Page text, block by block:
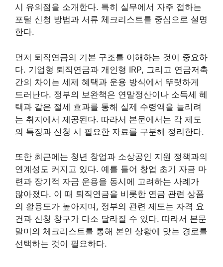
시 유의점을 소개한다. 특히 실무에서 자주 접하는
포털 신청 방법과 서류 체크리스트를 중심으로 설명
한다.
먼저 퇴직연금의 기본 구조를 이해하는 것이 중요하
다. 기업형 퇴직연금과 개인형 IRP, 그리고 연금저축
간의 차이는 세제 혜택과 운용 방식에서 뚜렷하게
드러난다. 정부의 보완책은 연말정산이나 소득세 혜
택과 같은 절세 효과를 통해 실제 수령액을 늘리려
는 취지에서 제공된다. 따라서 본문에서는 각 제도
의 특징과 신청 시 필요한 자료를 구분해 정리한다.
또한 최근에는 청년 창업과 소상공인 지원 정책과의
연계성도 커지고 있다. 예를 들어 창업 초기 자금 마
련과 장기적 자금 운용을 동시에 고려하는 사례가
많아졌다. 이 때 퇴직연금을 비롯한 연금 관련 상품
의 활용도가 높아지며, 정부의 관련 제도는 자격 요
건과 신청 창구가 다소 달라질 수 있다. 따라서 본문
말미의 체크리스트를 통해 본인 상황에 맞는 경로를
선택하는 것이 필요하다.